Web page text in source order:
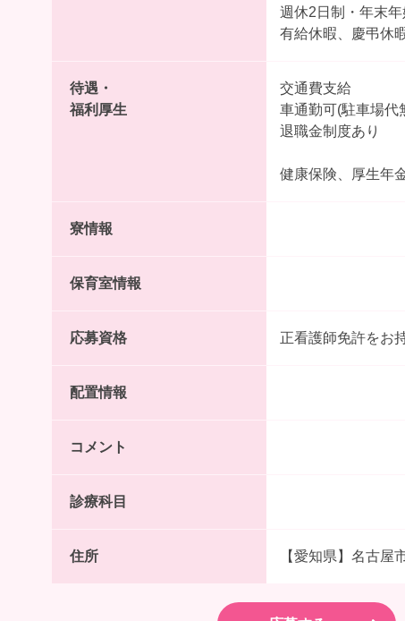
週休2日制・年末年
有給休暇、慶弔休
待遇・
福利厚生
交通費支給
車通勤可(駐車場代
退職金制度あり
健康保険、厚生年
寮情報
保育室情報
応募資格 正看護師免許をお
配置情報
コメント
診療科目
住所 【愛知県】名古屋